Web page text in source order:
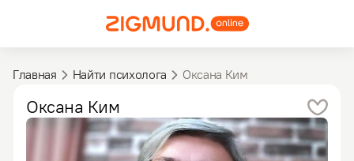
Главная Найти психолога Оксана Ким
Оксана Ким